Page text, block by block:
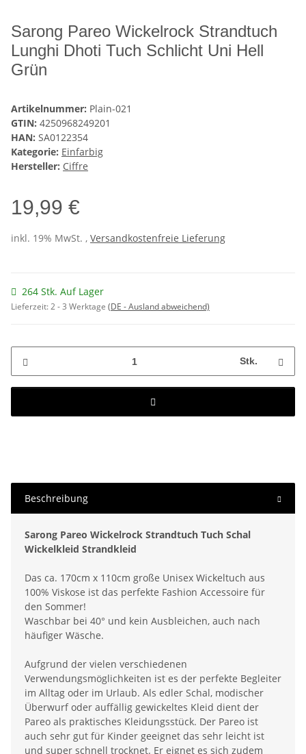
Sarong Pareo Wickelrock Strandtuch
Lunghi Dhoti Tuch Schlicht Uni Hell
Grün
Artikelnummer: Plain-021
GTIN: 4250968249201
HAN: SA0122354
Kategorie: Einfarbig
Hersteller: Ciffre
19,99 €
inkl. 19% MwSt. , Versandkostenfreie Lieferung
264 Stk. Auf Lager
Lieferzeit:2 - 3 Werktage (DE - Ausland abweichend)
Stk.
Beschreibung
Sarong Pareo Wickelrock Strandtuch Tuch Schal
Wickelkleid Strandkleid
Das ca. 170cm x 110cm große Unisex Wickeltuch aus
100% Viskose ist das perfekte Fashion Accessoire für
den Sommer!
Waschbar bei 40° und kein Ausbleichen, auch nach
häufiger Wäsche.
Aufgrund der vielen verschiedenen
Verwendungsmöglichkeiten ist es der perfekte Begleiter
im Alltag oder im Urlaub. Als edler Schal, modischer
Überwurf oder auffällig gewickeltes Kleid dient der
Pareo als praktisches Kleidungsstück. Der Pareo ist
auch sehr gut für Kinder geeignet das sehr leicht ist
und super schnell trocknet. Er eignet es sich zudem